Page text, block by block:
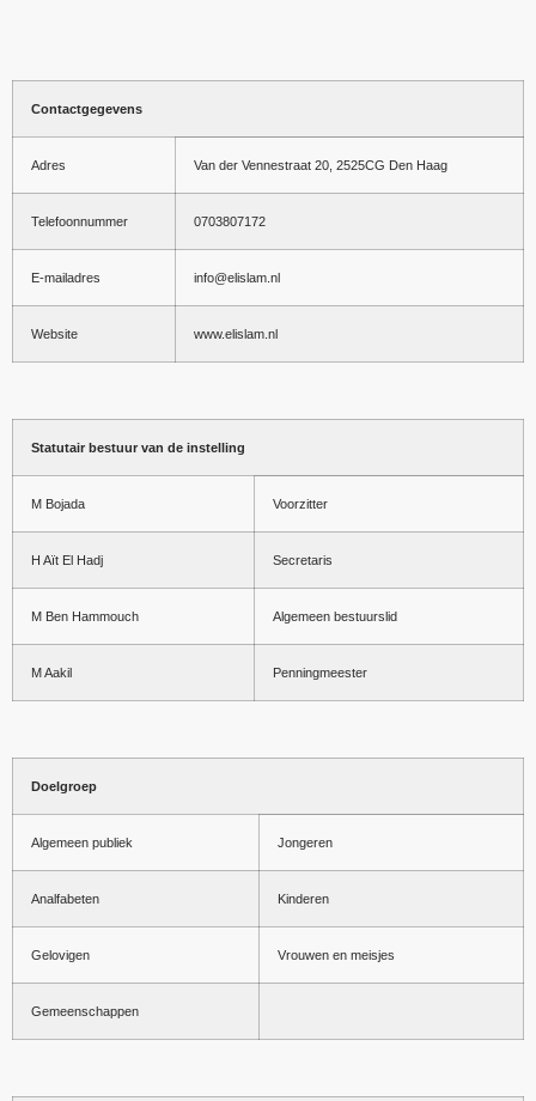
Contactgegevens
Adres Van der Vennestraat 20, 2525CG Den Haag
Telefoonnummer 0703807172
E-mailadres info@elislam.nl
Website www.elislam.nl
Statutair bestuur van de instelling
M Bojada Voorzitter
H Aït El Hadj Secretaris
M Ben Hammouch Algemeen bestuurslid
M Aakil Penningmeester
Doelgroep
Algemeen publiek Jongeren
Analfabeten Kinderen
Gelovigen Vrouwen en meisjes
Gemeenschappen